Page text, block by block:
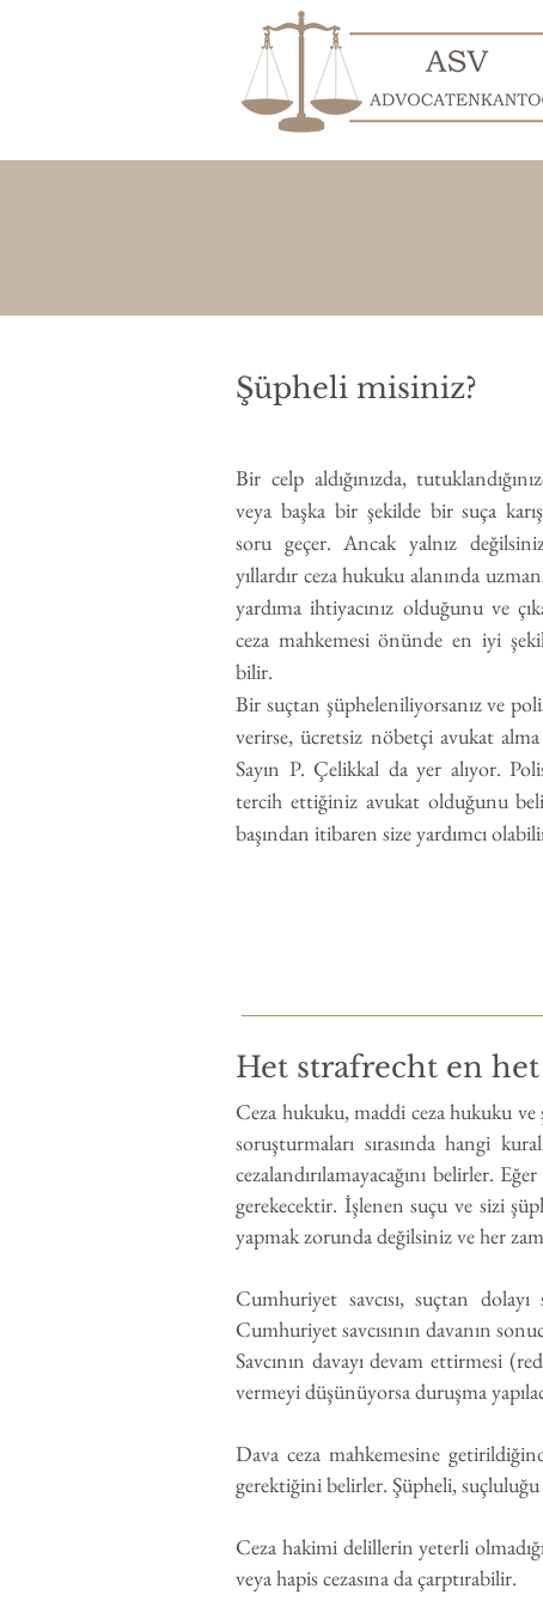
Şüpheli misiniz?
Bir celp aldığınızda,
veya başka bir şekilde bir suça
soru geçer. Ancak yalnız
yıllardır ceza hukuku alanında
yardıma ihtiyacınız olduğunu ve
ceza mahkemesi önünde en iyi
bilir.
Bir suçtan şüpheleniliyorsanız ve
verirse, ücretsiz nöbetçi avukat
Sayın P. Çelikkal da yer alıyor.
tercih ettiğiniz avukat olduğunu
başından itibaren size yardımcı
Het strafrecht en
Ceza hukuku, maddi ceza hukuku ve
soruşturmaları sırasında hangi
cezalandırılamayacağını belirler.
gerekecektir. İşlenen suçu ve sizi
yapmak zorunda değilsiniz ve her
Cumhuriyet savcısı, suçtan
Cumhuriyet savcısının davanın
Savcının davayı devam ettirmesi
vermeyi düşünüyorsa duruşma
Dava ceza mahkemesine
gerektiğini belirler. Şüpheli,
Ceza hakimi delillerin yeterli
veya hapis cezasına da çarptırabilir.